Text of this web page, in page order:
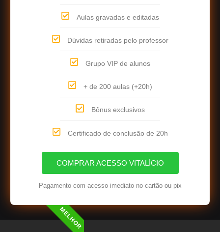
Aulas gravadas e editadas
Dúvidas retiradas pelo professor
Grupo VIP de alunos
+ de 200 aulas (+20h)
Bônus exclusivos
Certificado de conclusão de 20h
COMPRAR ACESSO VITALÍCIO
Pagamento com acesso imediato no cartão ou pix
MELHOR